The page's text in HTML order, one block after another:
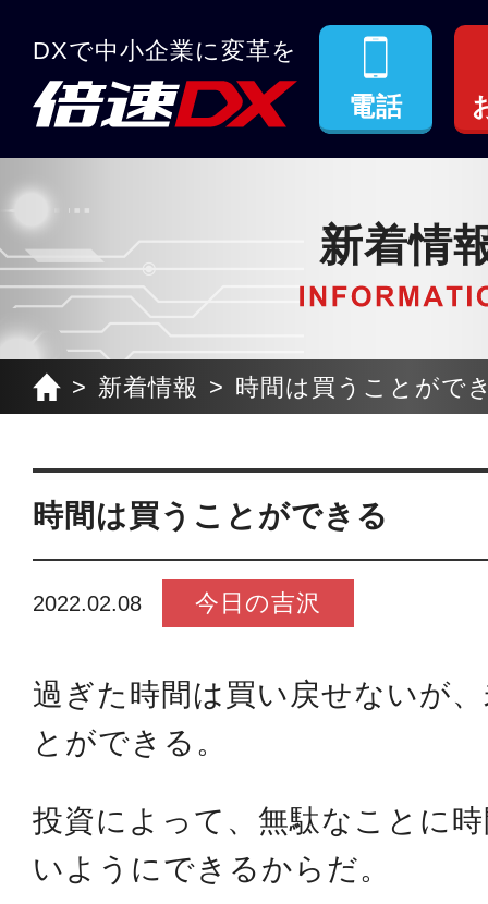
DXで中小企業に変革を
電話
新着情
新着情報 時間は買うことがで
時間は買うことができる
2022.02.08 今日の吉沢
過ぎた時間は買い戻せないが
とができる。
投資によって、無駄なことに
いようにできるからだ。